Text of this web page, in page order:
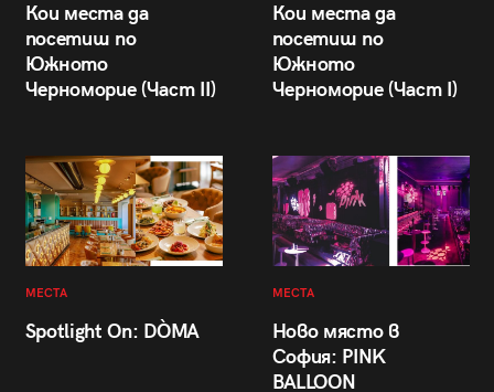
Кои места да
посетиш по
Южното
Черноморие (Част II)
Кои места да
посетиш по
Южното
Черноморие (Част I)
МЕСТА
Spotlight On: DÒMA
МЕСТА
Ново място в
София: PINK
BALLOON